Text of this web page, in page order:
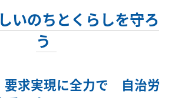
いのちとくらしを守ろ
う
要求実現に全力で 自治労